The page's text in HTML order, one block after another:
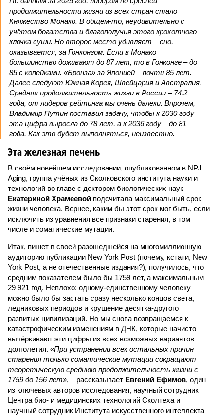
продолжительности жизни из всех стран стало
Княжество Монако. В общем-то, неудивительно с
учётом богатства и благополучия этого крохотного
клочка суши. Но второе место удивляет – оно,
оказывается, за Гонконгом. Если в Монако
большинство доживают до 87 лет, то в Гонконге – до
85 с копейками. «Бронза» за Японией – почти 85 лет.
Далее следуют Южная Корея, Швейцария и Австралия.
Средняя продолжительность жизни в России – 74,2
года, от лидеров рейтинга мы очень далеки. Впрочем,
Владимир Путин поставил задачу, чтобы к 2030 году
эта цифра выросла до 78 лет, а к 2036 году – до 81
года. Как это будет выполняться, неизвестно.
Эта железная печень
В своём новейшем исследовании, опубликованном в NPJ
Aging, группа учёных из Сколковского института науки и
технологий во главе с доктором биологических наук
Екатериной Храмеевой подсчитала максимальный срок
жизни человека. Вернее, каким бы этот срок мог быть, если
исключить из уравнения все признаки старения, в том
числе и соматические мутации.
Итак, пишет в своей разошедшейся на многомиллионную
аудиторию публикации New York Post (почему, кстати, New
York Post, а не отечественные издания?), получилось, что
средним показателем было бы 1759 лет, а максимальным –
29 921 год. Неплохо: одному-единственному человеку
можно было бы застать сразу несколько концов света,
ледниковых периодов и крушение десятка-другого
развитых цивилизаций. Но мы снова возвращаемся к
катастрофическим изменениям в ДНК, которые начисто
вычёркивают эти цифры из всех возможных вариантов
долголетия. «При устранении всех остальных причин
старения только соматические мутации сокращают
теоретическую среднюю продолжительность жизни с
1759 до 156 лет», – рассказывает Евгений Ефимов, один
из ключевых авторов исследования, научный сотрудник
Центра био- и медицинских технологий Сколтеха и
научный сотрудник Института искусственного интеллекта